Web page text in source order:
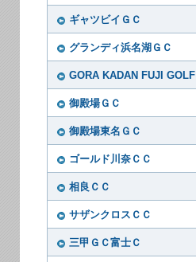
ギャツビイＧＣ
グランディ浜名湖ＧＣ
GORA KADAN FUJI GOLF
御殿場ＧＣ
御殿場東名ＧＣ
ゴールド川奈ＣＣ
相良ＣＣ
サザンクロスＣＣ
三甲ＧＣ富士Ｃ